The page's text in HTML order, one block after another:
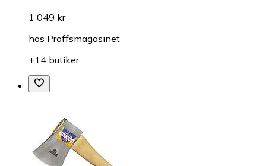
1 049 kr
hos Proffsmagasinet
+14 butiker